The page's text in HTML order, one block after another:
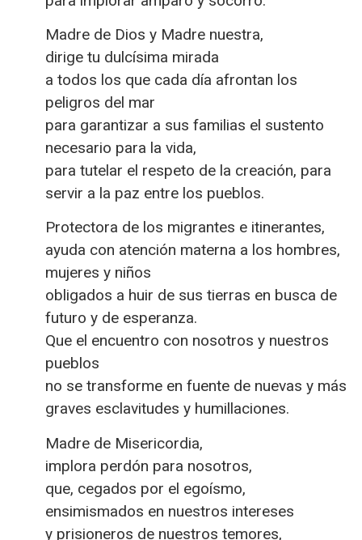
Madre de Dios y Madre nuestra,
dirige tu dulcísima mirada
a todos los que cada día afrontan los
peligros del mar
para garantizar a sus familias el sustento
necesario para la vida,
para tutelar el respeto de la creación, para
servir a la paz entre los pueblos.
Protectora de los migrantes e itinerantes,
ayuda con atención materna a los hombres,
mujeres y niños
obligados a huir de sus tierras en busca de
futuro y de esperanza.
Que el encuentro con nosotros y nuestros
pueblos
no se transforme en fuente de nuevas y más
graves esclavitudes y humillaciones.
Madre de Misericordia,
implora perdón para nosotros,
que, cegados por el egoísmo,
ensimismados en nuestros intereses
y prisioneros de nuestros temores,